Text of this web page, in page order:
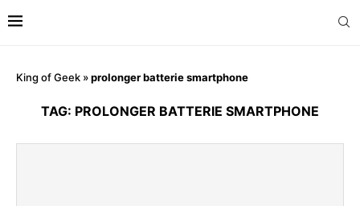
King of Geek »prolonger batterie smartphone
TAG: PROLONGER BATTERIE SMARTPHONE